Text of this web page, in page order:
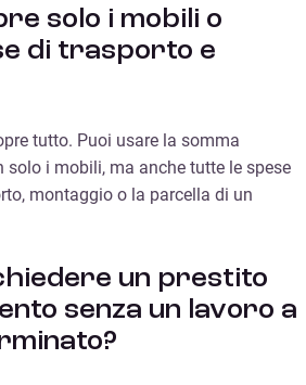
solo i mobili o
di trasporto e
tutto. Puoi usare la somma
solo i mobili, ma anche tutte le spese
montaggio o la parcella di un
un prestito
senza un lavoro a